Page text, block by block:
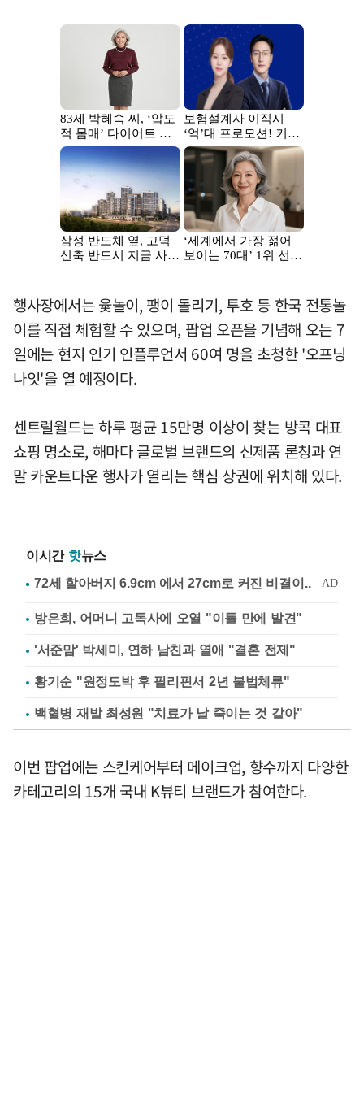
행사장에서는 윷놀이, 팽이 돌리기, 투호 등 한국 전통놀
이를 직접 체험할 수 있으며, 팝업 오픈을 기념해 오는 7
일에는 현지 인기 인플루언서 60여 명을 초청한 '오프닝
나잇'을 열 예정이다.
센트럴월드는 하루 평균 15만명 이상이 찾는 방콕 대표
쇼핑 명소로, 해마다 글로벌 브랜드의 신제품 론칭과 연
말 카운트다운 행사가 열리는 핵심 상권에 위치해 있다.
이시간 핫뉴스
방은희, 어머니 고독사에 오열 "이틀 만에 발견"
'서준맘' 박세미, 연하 남친과 열애 "결혼 전제"
황기순 "원정도박 후 필리핀서 2년 불법체류"
백혈병 재발 최성원 "치료가 날 죽이는 것 같아"
이번 팝업에는 스킨케어부터 메이크업, 향수까지 다양한
카테고리의 15개 국내 K뷰티 브랜드가 참여한다.